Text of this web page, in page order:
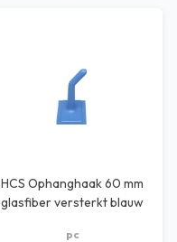
HCS Ophanghaak 60 mm
glasfiber versterkt blauw
pc